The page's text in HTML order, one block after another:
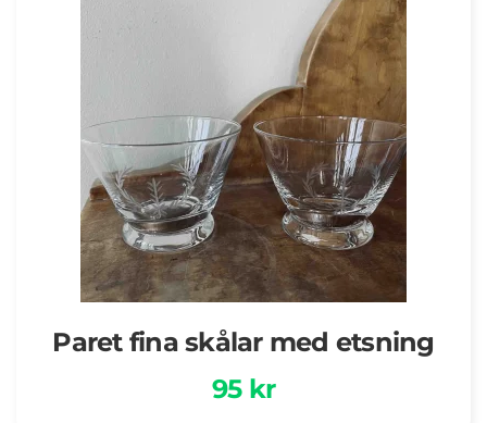
Paret fina skålar med etsning
95 kr